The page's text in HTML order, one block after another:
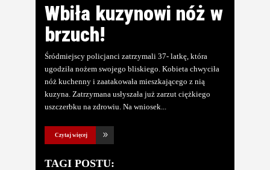
Wbiła kuzynowi nóż w
brzuch!
Śródmiejscy policjanci zatrzymali 37- latkę, która
ugodziła nożem swojego bliskiego. Kobieta chwyciła
nóż kuchenny i zaatakowała mieszkającego z nią
kuzyna. Zatrzymana usłyszała już zarzut ciężkiego
uszczerbku na zdrowiu. Na wniosek
Czytaj więcej
TAGI POSTU: